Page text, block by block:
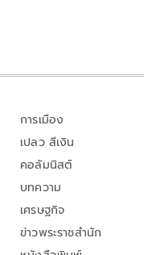
การเมือง
เปลว สีเงิน
คอลัมนิสต์
บทความ
เศรษฐกิจ
ข่าวพระราชสำนัก